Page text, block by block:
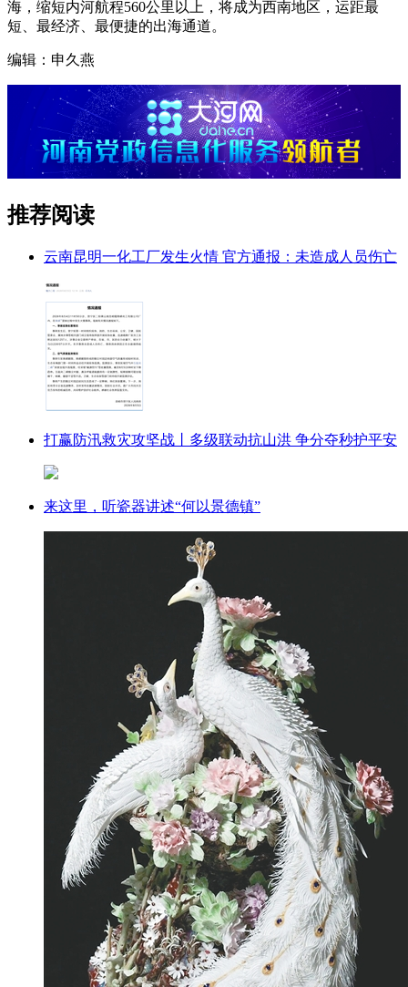
海，缩短内河航程560公里以上，将成为西南地区，运距最
短、最经济、最便捷的出海通道。
编辑：申久燕
推荐阅读
云南昆明一化工厂发生火情 官方通报：未造成人员伤亡
打赢防汛救灾攻坚战丨多级联动抗山洪 争分夺秒护平安
来这里，听瓷器讲述“何以景德镇”